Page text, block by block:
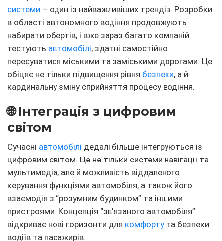
водіїв та пасажирів.
💡 Матеріали таТехнології
Виробництва
Інноваціїне оминають і матеріали, з яких
створюютьсяавтомобілі. Використання нових,
легких та міцних матеріалів дозволяє покращити
Виробники експериментують з різними сплавами,
композитними матеріалами, а також з новими
методами виробництва, такими як